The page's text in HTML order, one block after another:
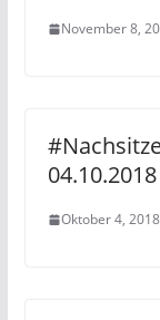
November 8,
04.10.2018
Oktober 4, 2018